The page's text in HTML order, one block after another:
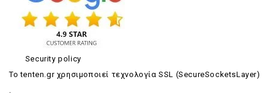
Security policy
Το tenten.gr χρησιμοποιεί τεχνολογία SSL (SecureSocketsLayer)